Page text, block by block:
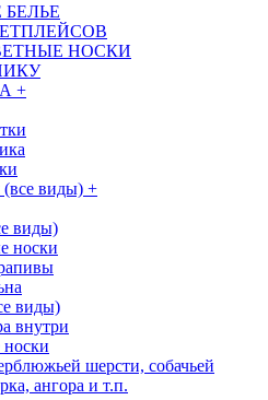
НОСКИ
+
виды) +
виды)
носки
виды)
внутри
шерсти, собачьей
ангора и т.п.